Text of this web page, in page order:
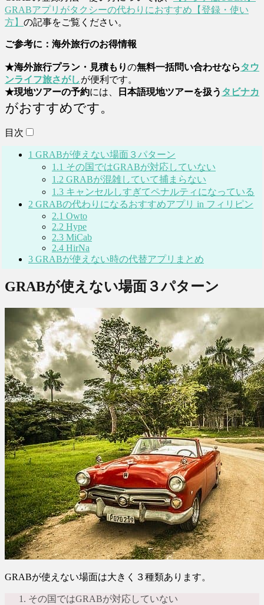
GRABアプリがタクシーの代わりにおすすめ【登録・使い
方】 の記事をご覧ください。
ご参考に：海外旅行のお得情報
★海外旅行プラン・見積もりの無料一括問い合わせならタウ
ンライフ旅さがし が便利です。
★現地ツアーの予約には、 日本語現地ツアーを扱う タビナカ
がおすすめです。
目次
1 GRABが使えない場面３パターン
1.1 その国ではGRABが対応していない
1.2 GRABが混雑していて捕まらない
1.3 キャンセルしすぎてペナルティになっている
2 GRABの代わりになるおすすめアプリ in フィリピン
2.1 Owto
2.2 Hype
2.3 MiCab
2.4 HirNa
3 GRABが使えない時の代替アプリまとめ
GRABが使えない場面３パターン
GRABが使えない場面は大きく３種類あります。
その国ではGRABが対応していない